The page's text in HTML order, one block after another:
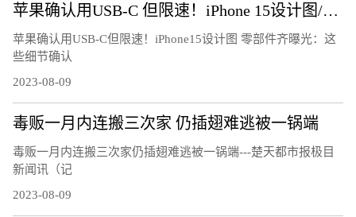
苹果确认用USB-C 但限速！iPhone 15设计图/零部件齐曝光：这些细节确认
苹果确认用USB-C但限速！iPhone15设计图 零部件齐曝光：这
些细节确认
2023-08-09
毒贩一月内连搬三次家 仍插翅难逃被一锅端
毒贩一月内连搬三次家仍插翅难逃被一锅端---楚天都市报极目
新闻讯（记
2023-08-09